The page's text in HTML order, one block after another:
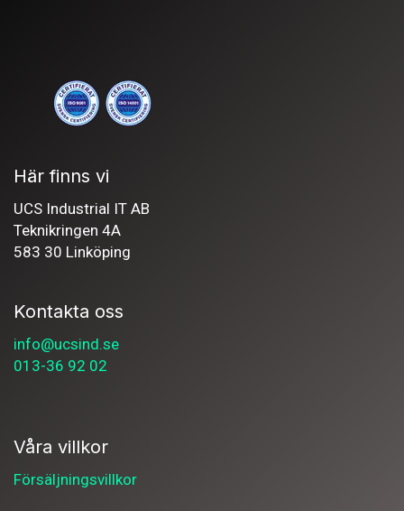
Här finns vi
UCS Industrial IT AB
Teknikringen 4A
583 30 Linköping
Kontakta oss
info@ucsind.se
013-36 92 02
Våra villkor
Försäljningsvillkor